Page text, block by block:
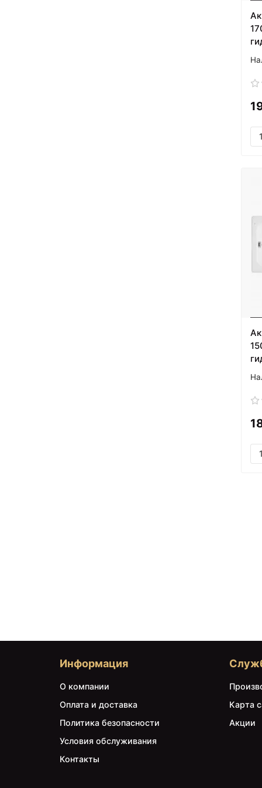
Информация
О компании
Оплата и доставка
Политика безопасности
Условия обслуживания
Контакты
Карта
Акции